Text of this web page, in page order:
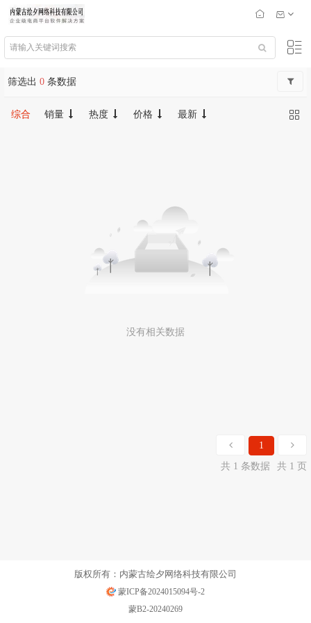
筛选出 0 条数据
综合 销量 热度 价格 最新
没有相关数据
1
共 1 条数据
共 1 页
版权所有：内蒙古绘夕网络科技有限公司
蒙ICP备2024015094号-2
蒙B2-20240269